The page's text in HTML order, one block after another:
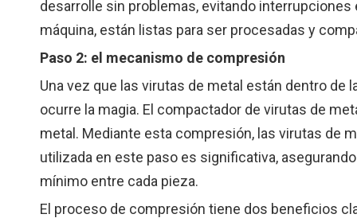
desarrolle sin problemas, evitando
máquina, están listas para ser procesadas y
Paso 2: el mecanismo de compresión
Una vez que las virutas de metal están dentro
ocurre la magia. El compactador de virutas de
metal. Mediante esta compresión, las virutas de
utilizada en este paso es significativa,
mínimo entre cada pieza.
El proceso de compresión tiene dos beneficios